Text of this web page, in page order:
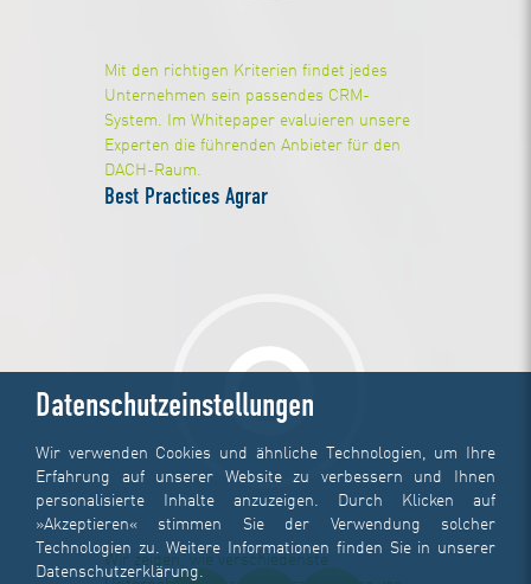
Mit den richtigen Kriterien findet jedes
Unternehmen sein passendes CRM-
System. Im Whitepaper evaluieren unsere
Experten die führenden Anbieter für den
DACH-Raum.
Best Practices Agrar
Wir zeigen, wie verschiedenste
Datenschutzeinstellungen
Wir verwenden Cookies und ähnliche Technologien, um Ihre
Erfahrung auf unserer Website zu verbessern und Ihnen
personalisierte Inhalte anzuzeigen. Durch Klicken auf
»Akzeptieren« stimmen Sie der Verwendung solcher
Technologien zu. Weitere Informationen finden Sie in unserer
Datenschutzerklärung